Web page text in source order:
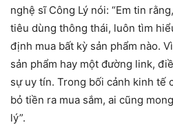
nghệ sĩ Công Lý nói: “Em tin
tiêu dùng thông thái, luôn tìm
định mua bất kỳ sản phẩm nào.
sản phẩm hay một đường link,
sự uy tín. Trong bối cảnh kinh tế
bỏ tiền ra mua sắm, ai cũng
lý”.